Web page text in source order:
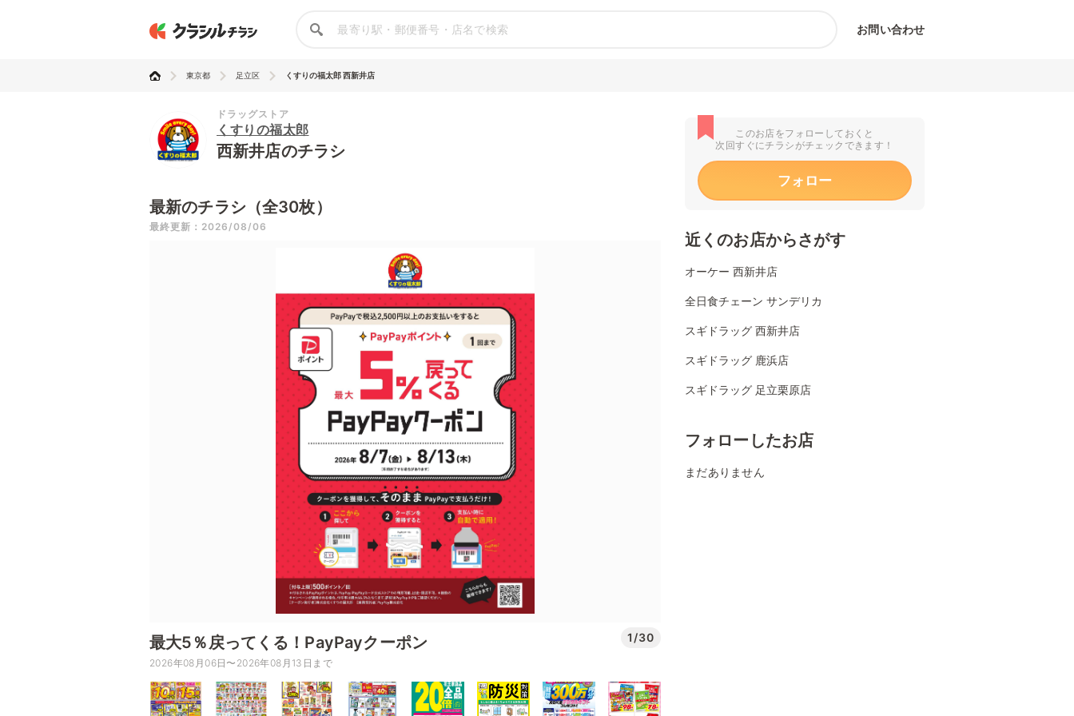
お問い合わせ
東京都 足立区 くすりの福太郎 西新井店
ドラッグストア
くすりの福太郎
西新井店のチラシ
最新のチラシ（全30枚）
最終更新：2026/08/06
最大5％戻ってくる！PayPayクーポン 1/30
2026年08月06日〜2026年08月13日まで
このお店をフォローしておくと
次回すぐにチラシがチェックできます！
フォロー
近くのお店からさがす
オーケー 西新井店
全日食チェーン サンデリカ
スギドラッグ 西新井店
スギドラッグ 鹿浜店
スギドラッグ 足立栗原店
フォローしたお店
まだありません